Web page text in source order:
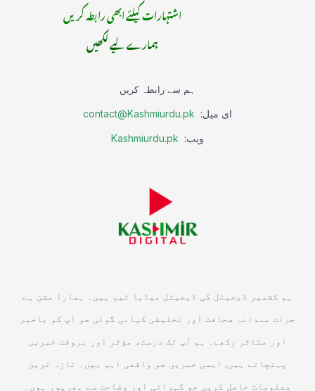
اشتہارات کیلئے ابھی رابطہ کریں
ہمارے لیے لکھیں
ہم سے رابطہ کریں
ای میل: contact@Kashmiurdu.pk
ویب: Kashmiurdu.pk
ہم کشمیر ڈیجیٹل کی ڈیجیٹل میڈیا ٹیم ہیں۔ ہمارا مشن ہے
جرات مندانہ صحافت اور تخلیقی کہانی گوئی جو آپ کو باخبر
اور متاثر رکھے۔ ہم آپ تک درست، مؤثر اور بروقت خبریں
پہنچاتے ہیں, ایسی خبریں جو واقعی اہم ہیں۔ تازہ ترین
معلومات حاصل کریں جو گہرائی اور وضاحت سے بھرپور ہوں۔